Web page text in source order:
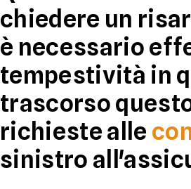
chiedere un
è necessario
tempestività in
trascorso
richieste alle
sinistro